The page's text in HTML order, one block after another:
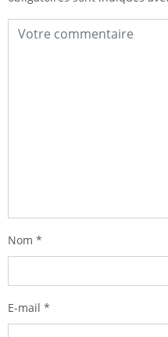
Nom *
E-mail *